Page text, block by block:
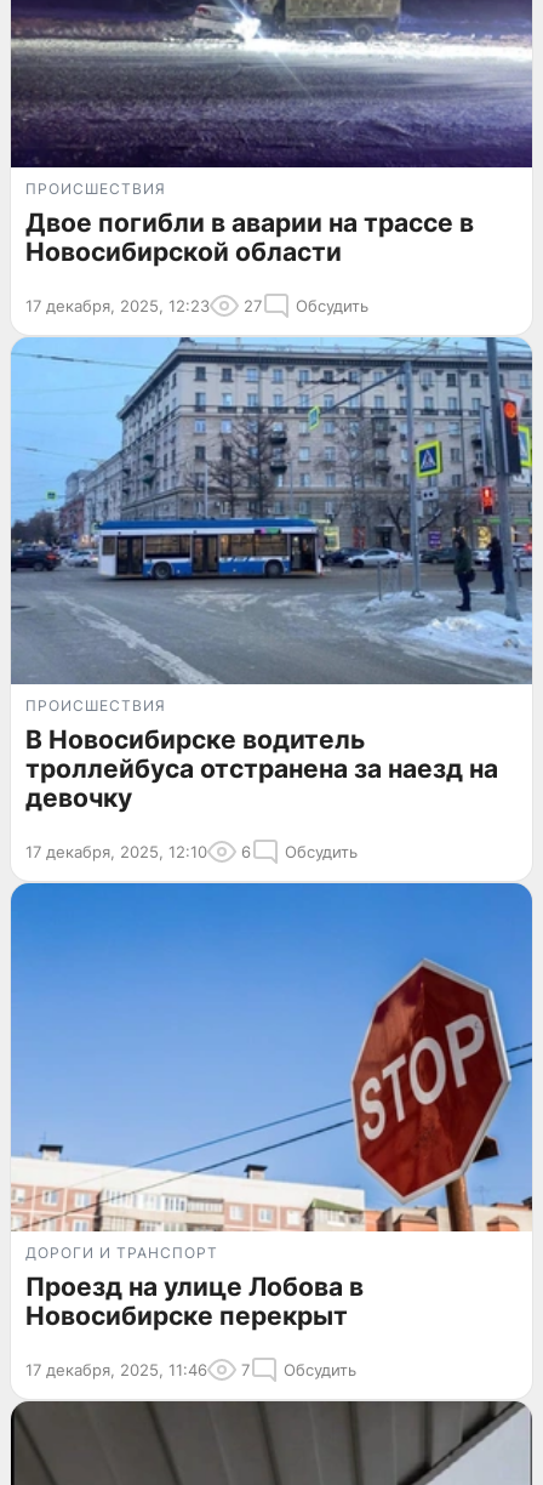
ПРОИСШЕСТВИЯ
Двое погибли в аварии на трассе в
Новосибирской области
17 декабря, 2025, 12:23 27 Обсудить
ПРОИСШЕСТВИЯ
В Новосибирске водитель
троллейбуса отстранена за наезд на
девочку
17 декабря, 2025, 12:10 6 Обсудить
ДОРОГИ И ТРАНСПОРТ
Проезд на улице Лобова в
Новосибирске перекрыт
17 декабря, 2025, 11:46 7 Обсудить